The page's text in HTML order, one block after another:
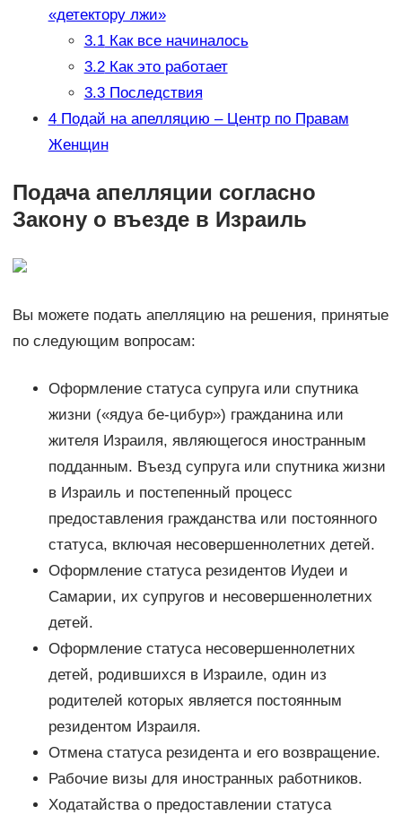
«детектору лжи»
3.1Как все начиналось
3.2Как это работает
3.3Последствия
4Подай на апелляцию – Центр по Правам
Женщин
Подача апелляции согласно
Закону о въезде в Израиль
Вы можете подать апелляцию на решения, принятые
по следующим вопросам:
Оформление статуса супруга или спутника
жизни («ядуа бе-цибур») гражданина или
жителя Израиля, являющегося иностранным
подданным. Въезд супруга или спутника жизни
в Израиль и постепенный процесс
предоставления гражданства или постоянного
статуса, включая несовершеннолетних детей.
Оформление статуса резидентов Иудеи и
Самарии, их супругов и несовершеннолетних
детей.
Оформление статуса несовершеннолетних
детей, родившихся в Израиле, один из
родителей которых является постоянным
резидентом Израиля.
Отмена статуса резидента и его возвращение.
Рабочие визы для иностранных работников.
Ходатайства о предоставлении статуса